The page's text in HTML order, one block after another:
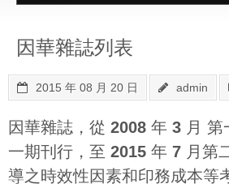
因華雜誌列表
2015 年 08 月 20 日 admin
因華雜誌，從 2008 年 3 月 第
一期刊行，至 2015 年 7 月第
導之時效性因素和印務成本等